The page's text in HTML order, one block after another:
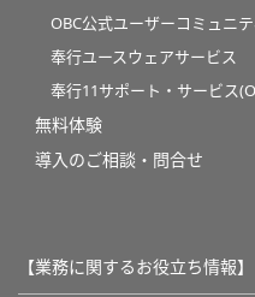
OBC公式ユーザーコミュニ
奉行ユースウェアサービス
奉行11サポート・サービス
無料体験
導入のご相談・問合せ
【業務に関するお役立ち情報】